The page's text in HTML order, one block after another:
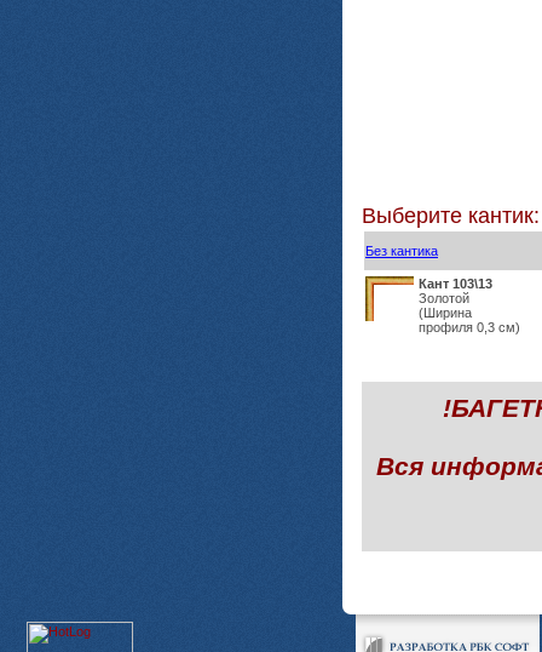
Выберите кантик:
Без кантика
Кант 103\13
Золотой
(Ширина
профиля 0,3 см)
Вся